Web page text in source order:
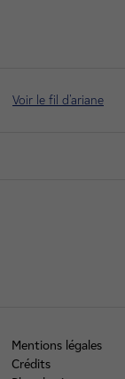
Voir le fil d'ariane
Mentions légales
Crédits